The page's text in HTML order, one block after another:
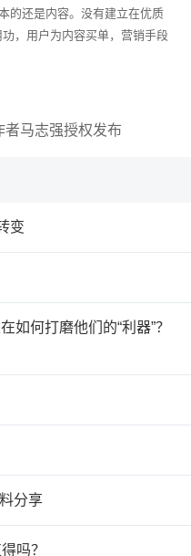
的还是内容。没有建立在优质
，用户为内容买单，营销手段
马志强授权发布
变
如何打磨他们的“利器”？
分享
吗？